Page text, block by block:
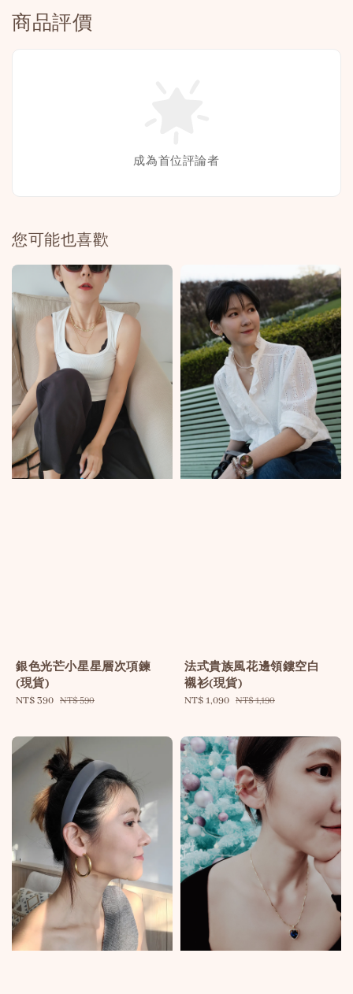
商品評價
成為首位評論者
您可能也喜歡
銀色光芒小星星層次項鍊
(現貨)
Sale
NT$ 390 Regular
NT$ 590
法式貴族風花邊領鏤空白
襯衫(現貨)
Sale
NT$ 1,090 Regular
NT$ 1,190